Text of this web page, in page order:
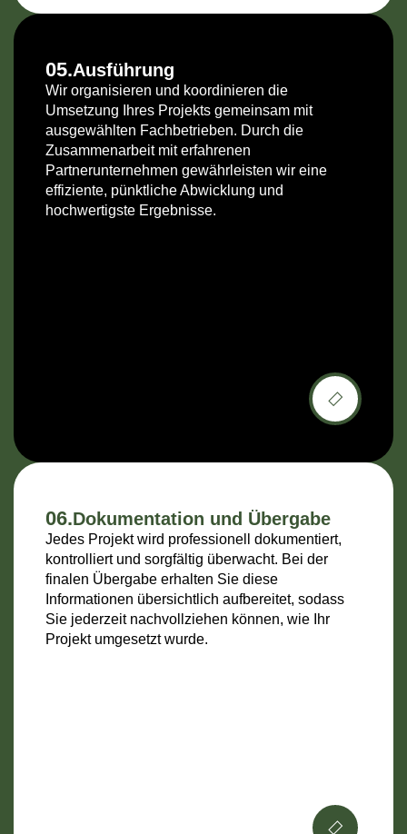
05.Ausführung
Wir organisieren und koordinieren die
Umsetzung Ihres Projekts gemeinsam mit
ausgewählten Fachbetrieben. Durch die
Zusammenarbeit mit erfahrenen
Partnerunternehmen gewährleisten wir eine
effiziente, pünktliche Abwicklung und
hochwertigste Ergebnisse.
06.Dokumentation und Übergabe
Jedes Projekt wird professionell dokumentiert,
kontrolliert und sorgfältig überwacht. Bei der
finalen Übergabe erhalten Sie diese
Informationen übersichtlich aufbereitet, sodass
Sie jederzeit nachvollziehen können, wie Ihr
Projekt umgesetzt wurde.